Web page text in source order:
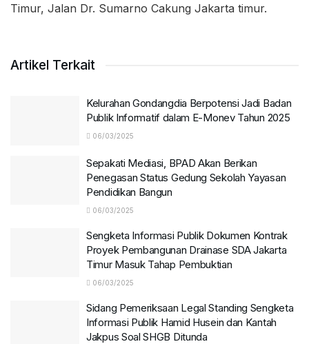
Timur, Jalan Dr. Sumarno Cakung Jakarta timur.
Artikel Terkait
Kelurahan Gondangdia Berpotensi Jadi Badan
Publik Informatif dalam E-Monev Tahun 2025
06/03/2025
Sepakati Mediasi, BPAD Akan Berikan
Penegasan Status Gedung Sekolah Yayasan
Pendidikan Bangun
06/03/2025
Sengketa Informasi Publik Dokumen Kontrak
Proyek Pembangunan Drainase SDA Jakarta
Timur Masuk Tahap Pembuktian
06/03/2025
Sidang Pemeriksaan Legal Standing Sengketa
Informasi Publik Hamid Husein dan Kantah
Jakpus Soal SHGB Ditunda